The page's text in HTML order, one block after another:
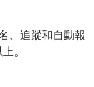
、追蹤和自動報
。